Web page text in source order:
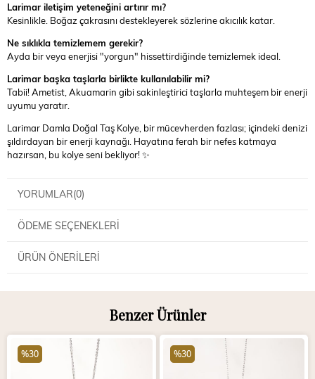
Larimar iletişim yeteneğini artırır mı?
Kesinlikle. Boğaz çakrasını destekleyerek sözlerine akıcılık katar.
Ne sıklıkla temizlemem gerekir?
Ayda bir veya enerjisi "yorgun" hissettirdiğinde temizlemek ideal.
Larimar başka taşlarla birlikte kullanılabilir mi?
Tabii! Ametist, Akuamarin gibi sakinleştirici taşlarla muhteşem bir enerji
uyumu yaratır.
Larimar Damla Doğal Taş Kolye, bir mücevherden fazlası; içindeki denizi
şıldırdayan bir enerji kaynağı. Hayatına ferah bir nefes katmaya
hazırsan, bu kolye seni bekliyor! ✨
YORUMLAR(0)
ÖDEME SEÇENEKLERI
ÜRÜN ÖNERILERI
Benzer Ürünler
%30 %30